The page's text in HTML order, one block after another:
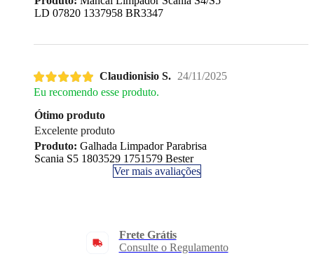
LD 07820 1337958 BR3347
Claudionisio S. 24/11/2025
Eu recomendo esse produto.
Ótimo produto
Excelente produto
Produto: Galhada Limpador Parabrisa
Scania S5 1803529 1751579 Bester
Ver mais avaliações
Frete Grátis
Consulte o Regulamento